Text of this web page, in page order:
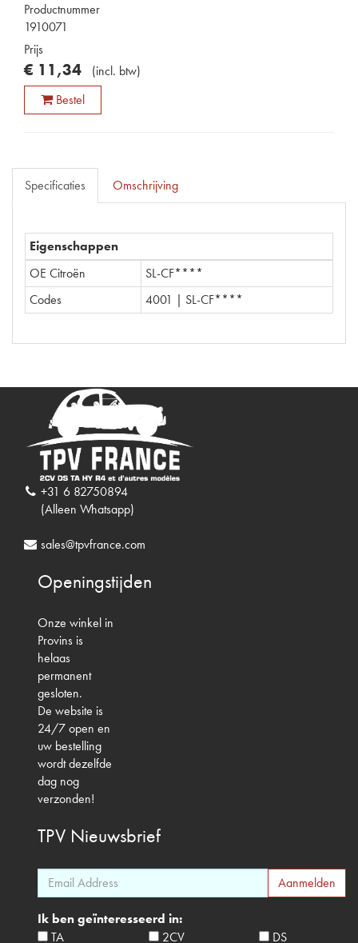
Productnummer
1910071
Prijs
€ 11,34 (incl. btw)
Bestel
Specificaties Omschrijving
Eigenschappen
OE Citroën
SL-CF****
Codes
4001 | SL-CF****
+31 6 82750894
(Alleen Whatsapp)
sales@tpvfrance.com
Openingstijden
Onze winkel in
Provins is
helaas
permanent
gesloten.
De website is
24/7 open en
uw bestelling
wordt dezelfde
dag nog
verzonden!
TPV Nieuwsbrief
Ik ben geïnteresseerd in:
TA
2CV DS